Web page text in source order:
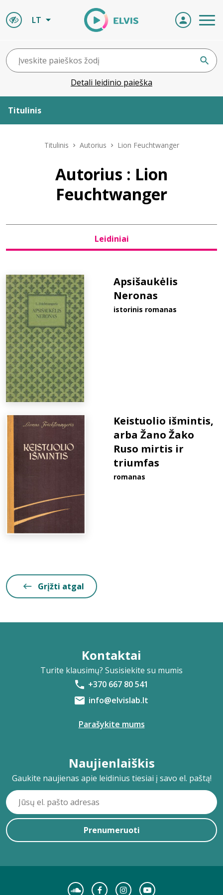
LT
Detali leidinio paieška
Titulinis
ELVIS atvyksta
Naujienos
Bibliotekoms
D.U.K.
+370 667 80 541
Titulinis Autorius Lion Feuchtwanger
Autorius : Lion
Feuchtwanger
Leidiniai
Apsišaukėlis
Neronas
istorinis romanas
Keistuolio išmintis,
arba Žano Žako
Ruso mirtis ir
triumfas
romanas
Grįžti atgal
Kontaktai
Turite klausimų? Susisiekite su mumis
+370 667 80 541
info@elvislab.lt
Parašykite mums
Naujienlaiškis
Gaukite naujienas apie leidinius tiesiai į savo el. paštą!
Prenumeruoti